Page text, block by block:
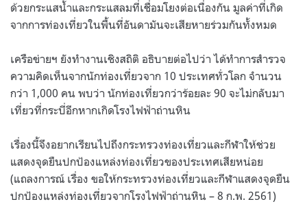
ด้วยกระแสน้ำและกระแสลมที่เชื่อมโยงต่อเนื่องกัน มูลค่าที่เกิด
จากการท่องเที่ยวในพื้นที่อันดามันจะเสียหายร่วมกันทั้งหมด
เครือข่ายฯ ยังทำงานเชิงสถิติ อธิบายต่อไปว่า ได้ทำการสำรวจ
ความคิดเห็นจากนักท่องเที่ยวจาก 10 ประเทศทั่วโลก จำนวน
กว่า 1,000 คน พบว่า นักท่องเที่ยวกว่าร้อยละ 90 จะไม่กลับมา
เที่ยวที่กระบี่อีกหากเกิดโรงไฟฟ้าถ่านหิน
เรื่องนี้จึงอยากเรียนไปถึงกระทรวงท่องเที่ยวและกีฬาให้ช่วย
แสดงจุดยืนปกป้องแหล่งท่องเที่ยวของประเทศเสียหน่อย
(แถลงการณ์ เรื่อง ขอให้กระทรวงท่องเที่ยวและกีฬาแสดงจุดยืน
ปกป้องแหล่งท่องเที่ยวจากโรงไฟฟ้าถ่านหิน – 8 ก.พ. 2561)